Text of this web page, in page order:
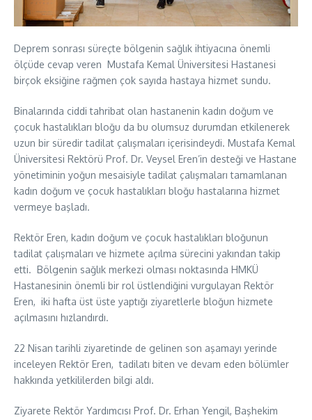
Deprem sonrası süreçte bölgenin sağlık ihtiyacına önemli
ölçüde cevap veren Mustafa Kemal Üniversitesi Hastanesi
birçok eksiğine rağmen çok sayıda hastaya hizmet sundu.
Binalarında ciddi tahribat olan hastanenin kadın doğum ve
çocuk hastalıkları bloğu da bu olumsuz durumdan etkilenerek
uzun bir süredir tadilat çalışmaları içerisindeydi. Mustafa Kemal
Üniversitesi Rektörü Prof. Dr. Veysel Eren’in desteği ve Hastane
yönetiminin yoğun mesaisiyle tadilat çalışmaları tamamlanan
kadın doğum ve çocuk hastalıkları bloğu hastalarına hizmet
vermeye başladı.
Rektör Eren, kadın doğum ve çocuk hastalıkları bloğunun
tadilat çalışmaları ve hizmete açılma sürecini yakından takip
etti. Bölgenin sağlık merkezi olması noktasında HMKÜ
Hastanesinin önemli bir rol üstlendiğini vurgulayan Rektör
Eren, iki hafta üst üste yaptığı ziyaretlerle bloğun hizmete
açılmasını hızlandırdı.
22 Nisan tarihli ziyaretinde de gelinen son aşamayı yerinde
inceleyen Rektör Eren, tadilatı biten ve devam eden bölümler
hakkında yetkililerden bilgi aldı.
Ziyarete Rektör Yardımcısı Prof. Dr. Erhan Yengil, Başhekim